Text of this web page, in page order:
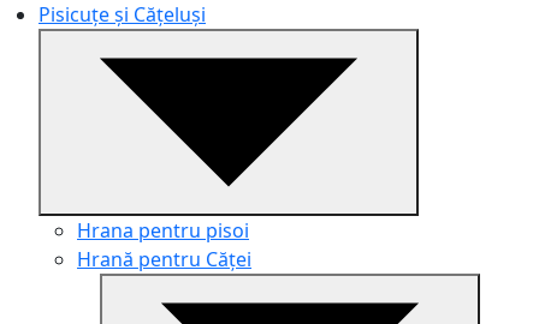
Pisicuțe și Cățeluși
Hrana pentru pisoi
Hrană pentru Căței